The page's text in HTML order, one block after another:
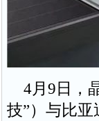
4月9日，
技”）与比